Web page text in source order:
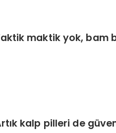
maktik yok, bam
kalp pilleri de